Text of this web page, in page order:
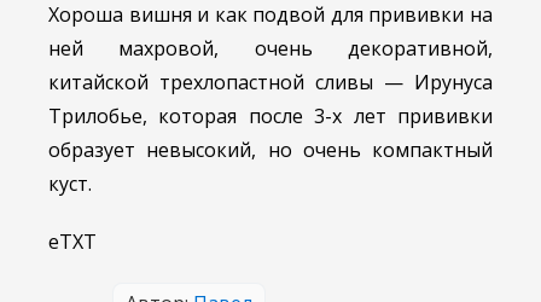
Хороша вишня и как подвой для прививки на
ней махровой, очень декоративной,
китайской трехлопастной сливы — Ирунуса
Трилобье, которая после 3-х лет прививки
образует невысокий, но очень компактный
куст.
еТХТ